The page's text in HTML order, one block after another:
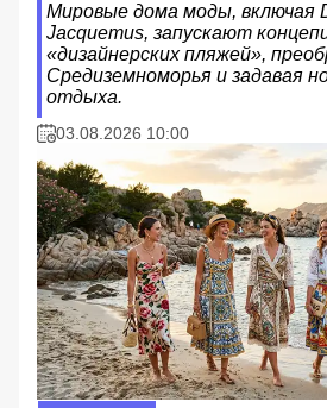
Мировые дома моды, включая
Jacquemus, запускают
«дизайнерских пляжей»,
Средиземноморья и задавая
отдыха.
03.08.2026 10:00